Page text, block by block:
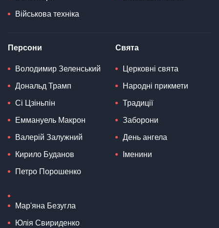
Військова техніка
Персони
Володимир Зеленський
Дональд Трамп
Сі Цзіньпін
Еммануель Макрон
Валерій Залужний
Кирило Буданов
Петро Порошенко
Мар'яна Безугла
Юлія Свириденко
Свята
Церковні свята
Народні прикмети
Традиції
Заборони
День ангела
Іменини